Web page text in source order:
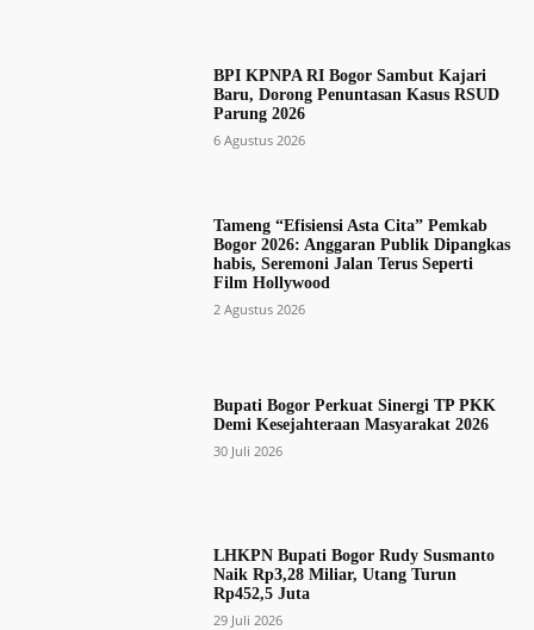
BPI KPNPA RI Bogor Sambut Kajari
Baru, Dorong Penuntasan Kasus RSUD
Parung 2026
6 Agustus 2026
Tameng “Efisiensi Asta Cita” Pemkab
Bogor 2026: Anggaran Publik Dipangkas
habis, Seremoni Jalan Terus Seperti
Film Hollywood
2 Agustus 2026
Bupati Bogor Perkuat Sinergi TP PKK
Demi Kesejahteraan Masyarakat 2026
30 Juli 2026
LHKPN Bupati Bogor Rudy Susmanto
Naik Rp3,28 Miliar, Utang Turun
Rp452,5 Juta
29 Juli 2026